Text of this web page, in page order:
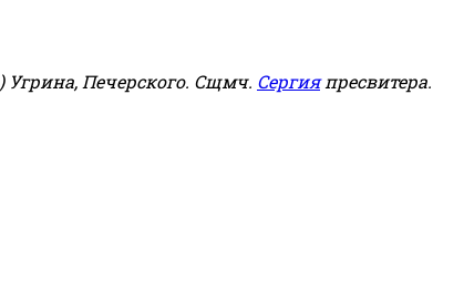
) Угрина, Печерского. Сщмч. Сергияпресвитера.